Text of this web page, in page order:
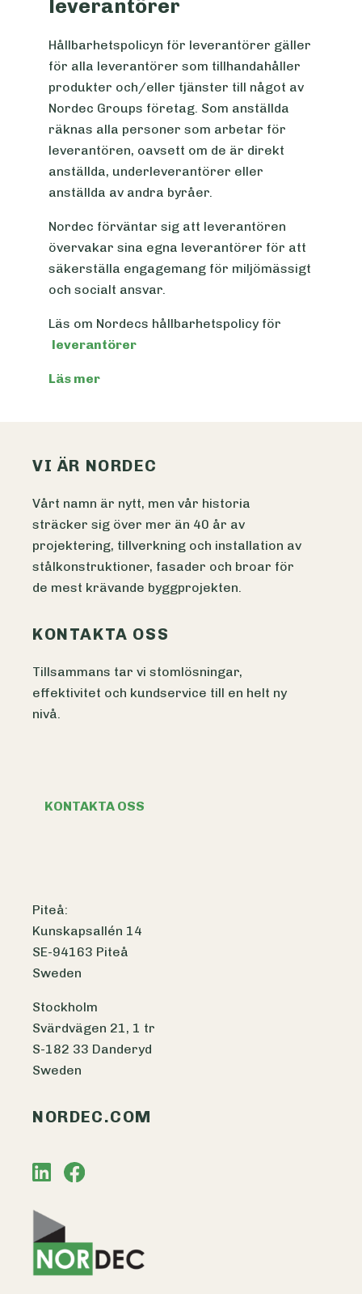
leverantörer
Hållbarhetspolicyn för leverantörer gäller
för alla leverantörer som tillhandahåller
produkter och/eller tjänster till något av
Nordec Groups företag. Som anställda
räknas alla personer som arbetar för
leverantören, oavsett om de är direkt
anställda, underleverantörer eller
anställda av andra byråer.
Nordec förväntar sig att leverantören
övervakar sina egna leverantörer för att
säkerställa engagemang för miljömässigt
och socialt ansvar.
Läs om Nordecs hållbarhetspolicy för
leverantörer
Läs mer
VI ÄR NORDEC
Vårt namn är nytt, men vår historia
sträcker sig över mer än 40 år av
projektering, tillverkning och installation av
stålkonstruktioner, fasader och broar för
de mest krävande byggprojekten.
KONTAKTA OSS
Tillsammans tar vi stomlösningar,
effektivitet och kundservice till en helt ny
nivå.
KONTAKTA OSS
Piteå:
Kunskapsallén 14
SE-94163 Piteå
Sweden
Stockholm
Svärdvägen 21, 1 tr
S-182 33 Danderyd
Sweden
NORDEC.COM